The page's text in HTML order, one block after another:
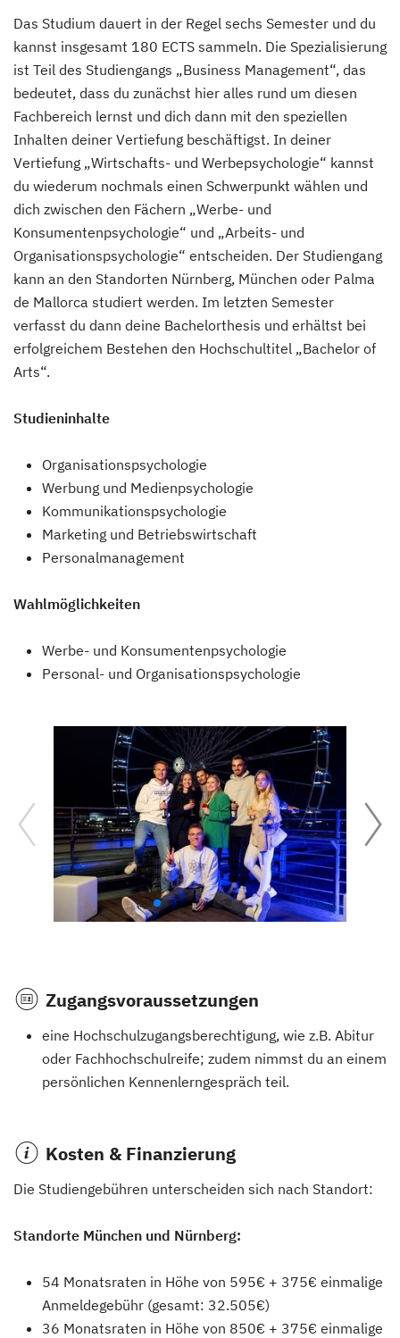
Das Studium dauert in der Regel sechs Semester und du
kannst insgesamt 180 ECTS sammeln. Die Spezialisierung
ist Teil des Studiengangs „Business Management“, das
bedeutet, dass du zunächst hier alles rund um diesen
Fachbereich lernst und dich dann mit den speziellen
Inhalten deiner Vertiefung beschäftigst. In deiner
Vertiefung „Wirtschafts- und Werbepsychologie“ kannst
du wiederum nochmals einen Schwerpunkt wählen und
dich zwischen den Fächern „Werbe- und
Konsumentenpsychologie“ und „Arbeits- und
Organisationspsychologie“ entscheiden. Der Studiengang
kann an den Standorten Nürnberg, München oder Palma
de Mallorca studiert werden. Im letzten Semester
verfasst du dann deine Bachelorthesis und erhältst bei
erfolgreichem Bestehen den Hochschultitel „Bachelor of
Arts“.
Studieninhalte
Organisationspsychologie
Werbung und Medienpsychologie
Kommunikationspsychologie
Marketing und Betriebswirtschaft
Personalmanagement
Wahlmöglichkeiten
Werbe- und Konsumentenpsychologie
Personal- und Organisationspsychologie
Zugangsvoraussetzungen
eine Hochschulzugangsberechtigung, wie z.B. Abitur
oder Fachhochschulreife; zudem nimmst du an einem
persönlichen Kennenlerngespräch teil.
Kosten & Finanzierung
Die Studiengebühren unterscheiden sich nach Standort:
Standorte München und Nürnberg:
54 Monatsraten in Höhe von 595€ + 375€ einmalige
Anmeldegebühr (gesamt: 32.505€)
36 Monatsraten in Höhe von 850€ + 375€ einmalige